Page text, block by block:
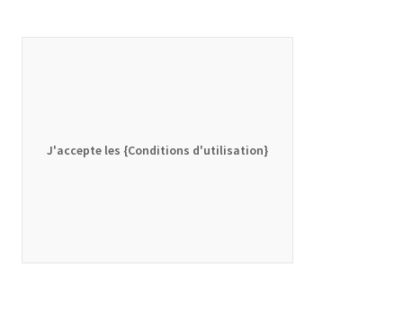
J'accepte les {Conditions d'utilisation}